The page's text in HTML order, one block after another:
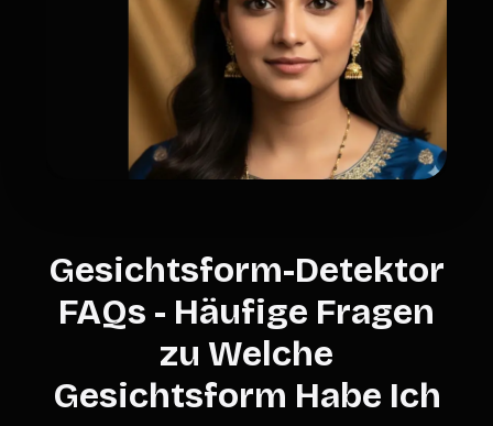
Gesichtsform-Detektor
FAQs - Häufige Fragen
zu Welche
Gesichtsform Habe Ich